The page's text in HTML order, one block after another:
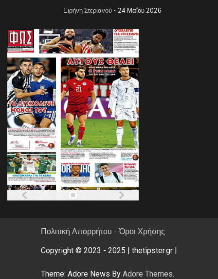
Ειρήνη Στεριανού 24 Μαΐου 2026
Πολιτική Απορρήτου - Όροι Χρήσης
Copyright © 2023 - 2025 | thetipster.gr |
Theme: Adore News By Adore Themes.